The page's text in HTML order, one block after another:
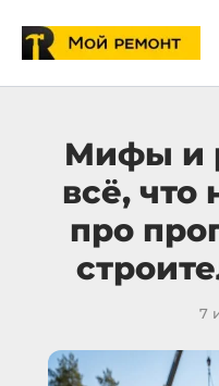
содержимому
Мифы и
всё, что
про
7